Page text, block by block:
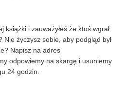
książki i zauważyłeś że ktoś wgrał
Nie życzysz sobie, aby podgląd był
Napisz na adres
odpowiemy na skargę i usuniemy
24 godzin.